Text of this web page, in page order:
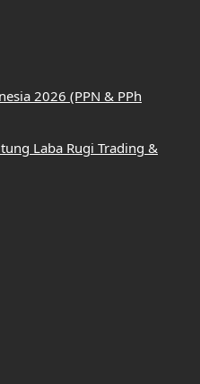
2026 (PPN & PPh
Laba Rugi Trading &